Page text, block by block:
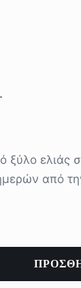
ξύλο ελιάς
από